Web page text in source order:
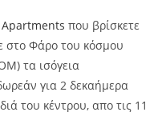
Apartments που βρίσκετε
στο Φάρο του κόσμου
τα ισόγεια
για 2 δεκαήμερα
του κέντρου, απο τις 11